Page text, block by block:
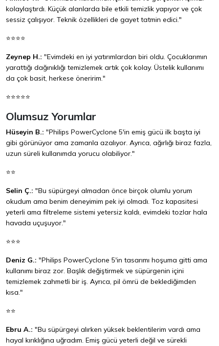
kolaylaştırdı. Küçük alanlarda bile etkili temizlik yapıyor ve çok
sessiz çalışıyor. Teknik özellikleri de gayet tatmin edici."
⭐⭐⭐⭐
Zeynep H.: "Evimdeki en iyi yatırımlardan biri oldu. Çocuklarımın
yarattığı dağınıklığı temizlemek artık çok kolay. Üstelik kullanımı
da çok basit, herkese öneririm."
⭐⭐⭐⭐⭐
Olumsuz Yorumlar
Hüseyin B.: "Philips PowerCyclone 5'in emiş gücü ilk başta iyi
gibi görünüyor ama zamanla azalıyor. Ayrıca, ağırlığı biraz fazla,
uzun süreli kullanımda yorucu olabiliyor."
⭐⭐
Selin Ç.: "Bu süpürgeyi almadan önce birçok olumlu yorum
okudum ama benim deneyimim pek iyi olmadı. Toz kapasitesi
yeterli ama filtreleme sistemi yetersiz kaldı, evimdeki tozlar hala
havada uçuşuyor."
⭐⭐⭐
Deniz G.: "Philips PowerCyclone 5'in tasarımı hoşuma gitti ama
kullanımı biraz zor. Başlık değiştirmek ve süpürgenin içini
temizlemek zahmetli bir iş. Ayrıca, pil ömrü de beklediğimden
kısa."
⭐⭐
Ebru A.: "Bu süpürgeyi alırken yüksek beklentilerim vardı ama
hayal kırıklığına uğradım. Emiş gücü yeterli değil ve sürekli